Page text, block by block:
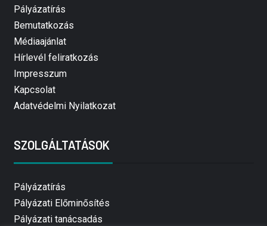
Pályázatírás
Bemutatkozás
Médiaajánlat
Hírlevél feliratkozás
Impresszum
Kapcsolat
Adatvédelmi Nyilatkozat
SZOLGÁLTATÁSOK
Pályázatírás
Pályázati Előminősítés
Pályázati tanácsadás